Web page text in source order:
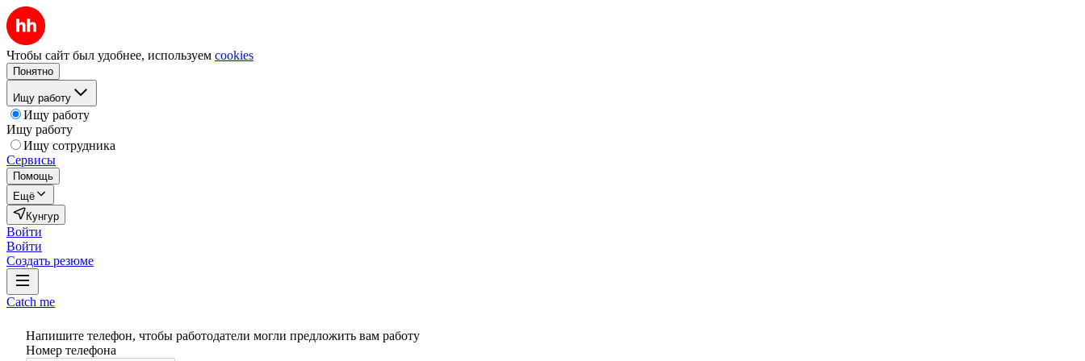
Чтобы сайт был удобнее, используем cookies
Понятно
Ищу работу
Ищу работу
Ищу работу
Ищу сотрудника
Сервисы
Помощь
Ещё
Кунгур
Войти
Войти
Создать резюме
Catch me
Напишите телефон, чтобы работодатели могли предложить вам работу
Номер телефона